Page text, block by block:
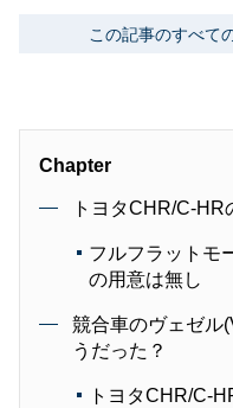
この記事のすべて
Chapter
トヨタCHR/C-HR
フルフラットモ
の用意は無し
競合車のヴェゼル
うだった？
トヨタCHR/C-